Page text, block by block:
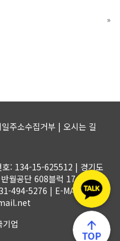
»
주소수집거부 | 오시는 길
호: 134-15-625512 | 경기도
월공단 608블럭 17-1롯트
494-5276 | E-MAIL :
업